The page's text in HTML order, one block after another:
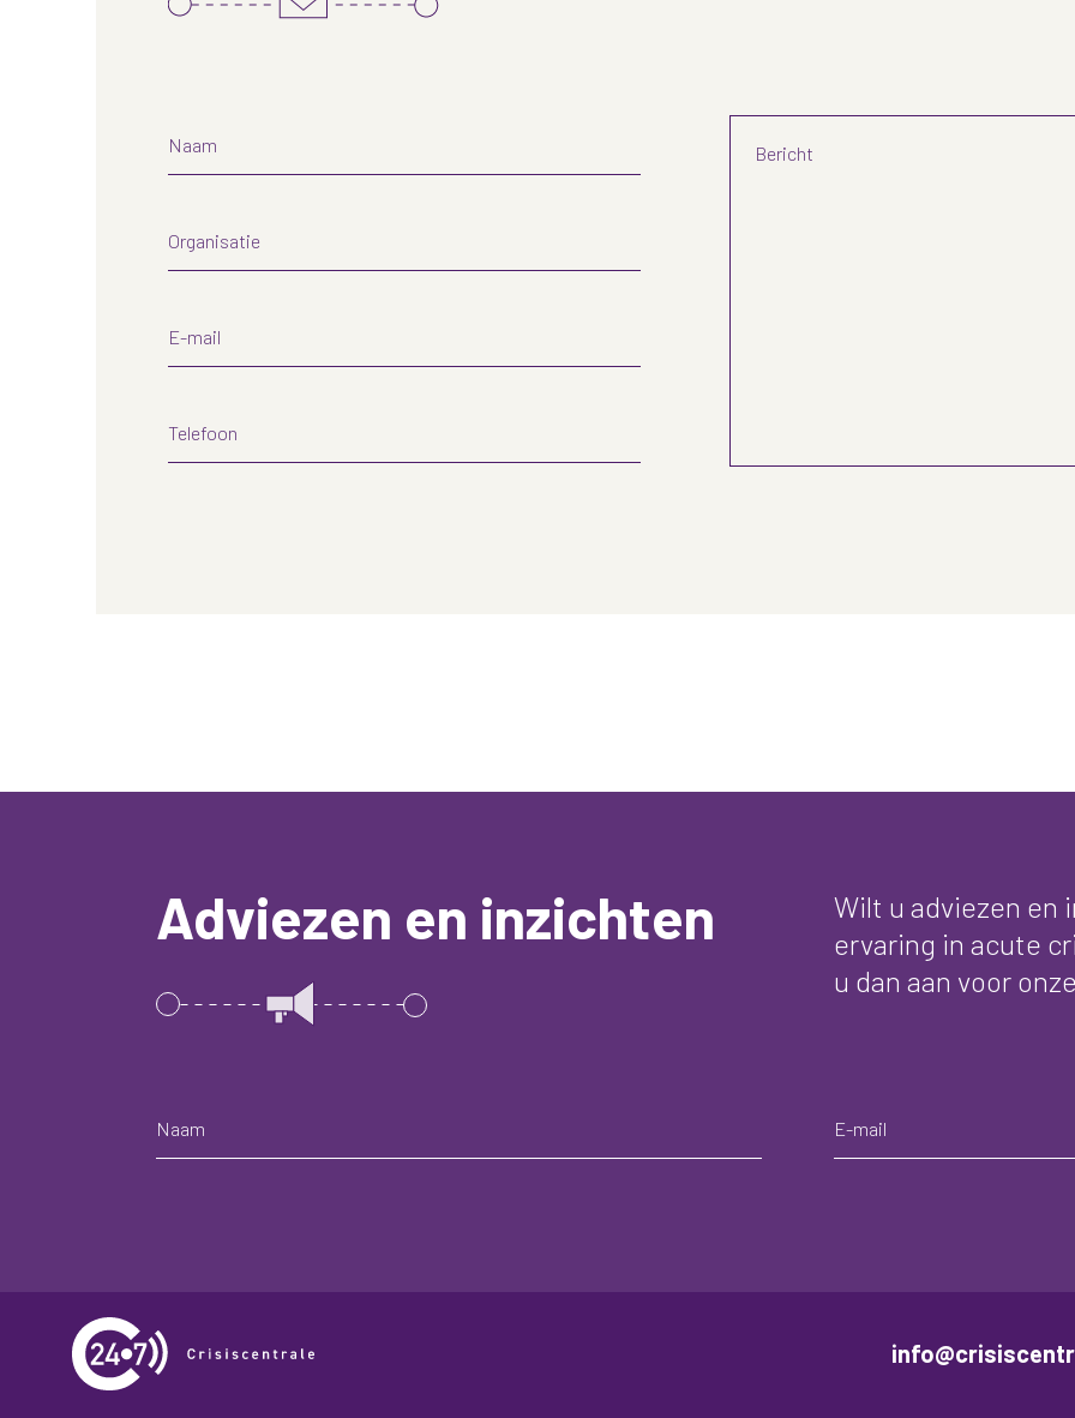
Adviezen en inzichten
Wilt u adviezen en
ervaring in acute
u dan aan voor